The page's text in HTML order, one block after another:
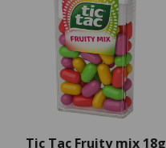
Tic Tac Fruity mix 18g